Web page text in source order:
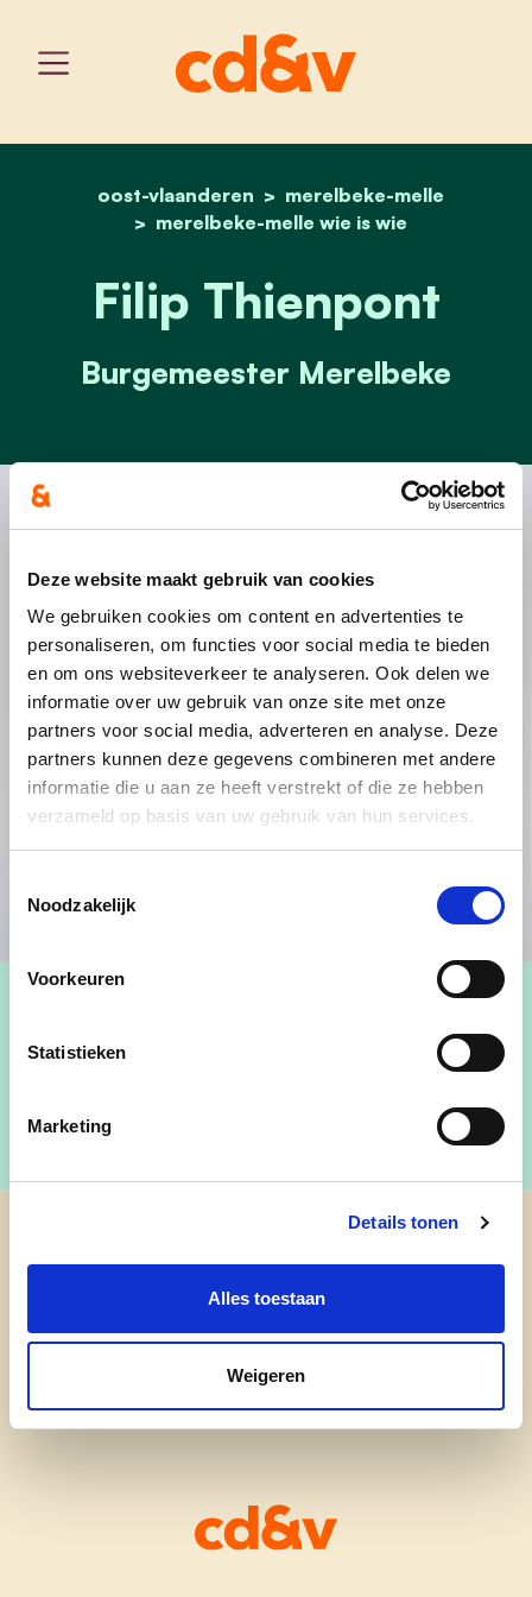
Deze website maakt gebruik van cookies
We gebruiken cookies om content en advertenties te
personaliseren, om functies voor social media te bieden
en om ons websiteverkeer te analyseren. Ook delen we
informatie over uw gebruik van onze site met onze
partners voor social media, adverteren en analyse. Deze
partners kunnen deze gegevens combineren met andere
informatie die u aan ze heeft verstrekt of die ze hebben
verzameld op basis van uw gebruik van hun services.
Noodzakelijk
Voorkeuren
Statistieken
Marketing
Details tonen
Alles toestaan
Weigeren
home
oost-vlaanderen
merelbeke-melle
merelbeke-melle wie is wie
filip thienpont
Filip Thienpont
Burgemeester Merelbeke
cd&v Merelbeke-Melle